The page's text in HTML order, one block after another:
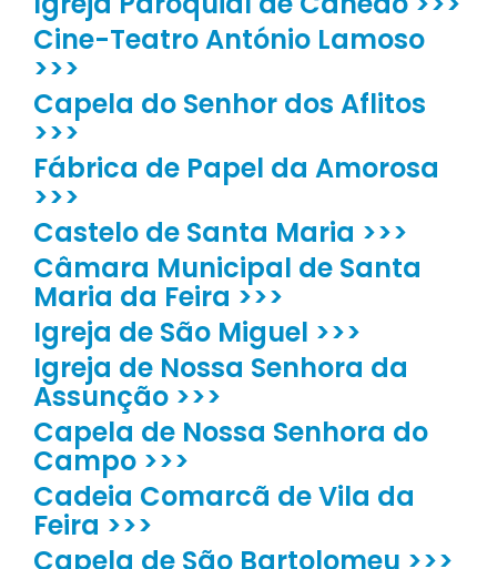
Cine-Teatro António Lamoso
>>>
Capela do Senhor dos Aflitos
>>>
Fábrica de Papel da Amorosa
>>>
Castelo de Santa Maria >>>
Câmara Municipal de Santa
Maria da Feira >>>
Igreja de São Miguel >>>
Igreja de Nossa Senhora da
Assunção >>>
Capela de Nossa Senhora do
Campo >>>
Cadeia Comarcã de Vila da
Feira >>>
Capela de São Bartolomeu >>>